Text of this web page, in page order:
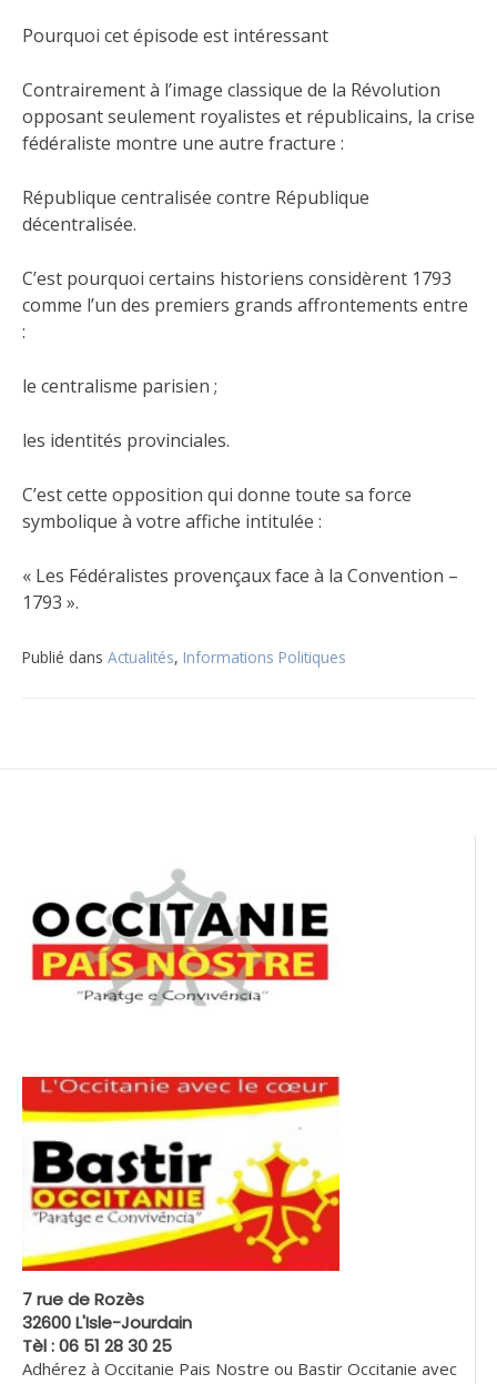
Pourquoi cet épisode est intéressant
Contrairement à l’image classique de la Révolution
opposant seulement royalistes et républicains, la crise
fédéraliste montre une autre fracture :
République centralisée contre République
décentralisée.
C’est pourquoi certains historiens considèrent 1793
comme l’un des premiers grands affrontements entre
:
le centralisme parisien ;
les identités provinciales.
C’est cette opposition qui donne toute sa force
symbolique à votre affiche intitulée :
« Les Fédéralistes provençaux face à la Convention –
1793 ».
Publié dans Actualités, Informations Politiques
7 rue de Rozès
32600 L'Isle-Jourdain
Tèl : 06 51 28 30 25
Adhérez à Occitanie Pais Nostre ou Bastir Occitanie avec